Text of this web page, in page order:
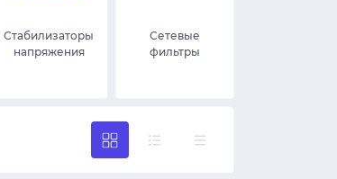
Стабилизаторы
напряжения
Сетевые
фильтры